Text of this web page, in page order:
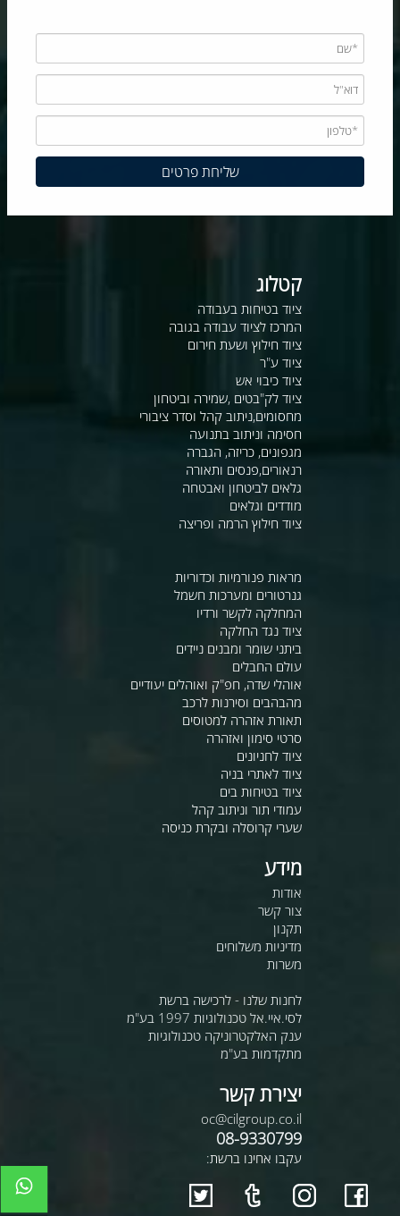
קטלוג
ציוד בטיחות בעבודה
המרכז לציוד עבודה בגובה
ציוד חילוץ ושעת חירום
ציוד ע"ר
ציוד כיבוי אש
ציוד לק"בטים ,שמירה וביטחון
מחסומים,ניתוב קהל וסדר ציבורי
חסימה וניתוב בתנועה
מגפונים, כריזה, הגברה
רנאורים,פנסים ותאורה
גלאים לביטחון ואבטחה
מודדים וגלאים
ציוד חילוץ הרמה ופריצה
מראות פנורמיות וכדוריות
גנרטורים ומערכות חשמל
המחלקה לקשר ורדיו
ציוד נגד החלקה
ביתני שומר ומבנים ניידים
עולם החבלים
אוהלי שדה, חפ"ק ואוהלים יעודיים
מהבהבים וסירנות לרכב
תאורת אזהרה למטוסים
סרטי סימון ואזהרה
ציוד לחניונים
ציוד לאתרי בניה
ציוד בטיחות בים
עמודי תור וניתוב קהל
שערי קרוסלה ובקרת כניסה
מידע
אודות
צור קשר
תקנון
מדיניות משלוחים
משרות
לחנות שלנו - לרכישה ברשת
לסי.איי.אל טכנולוגיות 1997 בע"מ
ענק האלקטרוניקה טכנולוגיות
מתקדמות בע"מ
יצירת קשר
oc@cilgroup.co.il
08-9330799
עקבו אחינו ברשת: